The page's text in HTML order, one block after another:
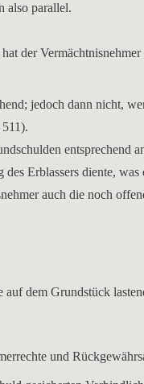
also parallel.
der
jedoch dann nicht,
entsprechend
Erblassers diente,
auch die noch
dem Grundstück
und